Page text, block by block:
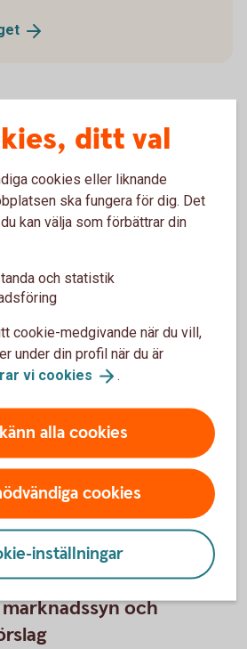
ekonomi
det har vi sett de senaste
ökar du tryggheten för dig
att ha-försäkringar
framöver
ekonomin att utvecklas
omvärlden?
- Swedbank Economic
experter delar med sig av sina
Outlook
och
ditt val
cookies eller liknande
ska fungera för dig. Det
kan välja som förbättrar din
och statistik
cookie-medgivande när du vill,
under din profil när du är
vi cookies .
alla cookies
cookies
inställningar